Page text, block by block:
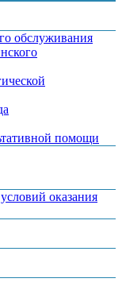
обслуживания
помощи
оказания